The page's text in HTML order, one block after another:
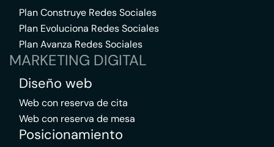
Plan Construye Redes Sociales
Plan Evoluciona Redes Sociales
Plan Avanza Redes Sociales
MARKETING DIGITAL
Diseño web
Web con reserva de cita
Web con reserva de mesa
Posicionamiento